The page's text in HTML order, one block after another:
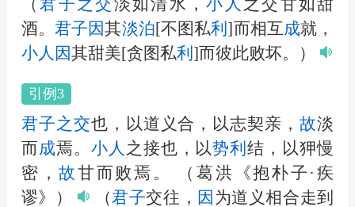
（君子 之交淡如清水，小 人 之交甘如甜
酒。君子因其淡泊[不图私利]而相互成就，
小人 因其甜美[贪图私利 ]而彼此败坏。）
引例3
君子之交也，以道义合，以志契亲，故淡
而 成焉。 小 人 之接也，以势利结，以狎慢
密，故甘而败焉。
（葛洪《抱朴子·疾
谬》）
（君子交往， 因 为道义相合走到